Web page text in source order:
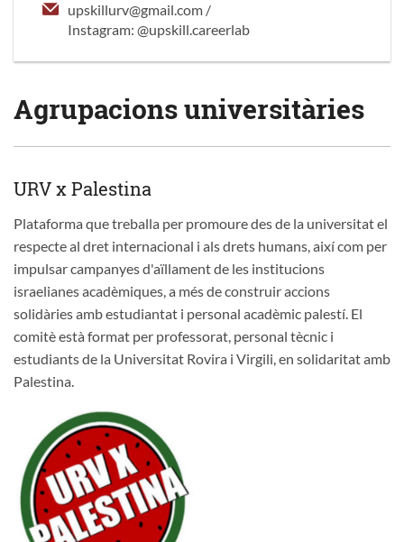
upskillurv@gmail.com /
Instagram: @upskill.careerlab
Agrupacions universitàries
URV x Palestina
Plataforma que treballa per promoure des de la universitat el
respecte al dret internacional i als drets humans, així com per
impulsar campanyes d'aïllament de les institucions
israelianes acadèmiques, a més de construir accions
solidàries amb estudiantat i personal acadèmic palestí. El
comitè està format per professorat, personal tècnic i
estudiants de la Universitat Rovira i Virgili, en solidaritat amb
Palestina.